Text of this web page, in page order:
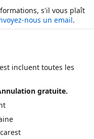
s'il vous plaît
nous un email.
incluent toutes les
gratuite.